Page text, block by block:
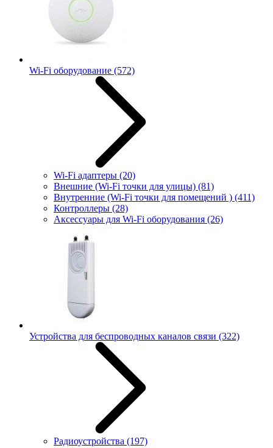
Wi-Fi оборудование (572)
Wi-Fi адаптеры (20)
Внешние (Wi-Fi точки для улицы) (81)
Внутренние (Wi-Fi точки для помещений ) (411)
Контроллеры (28)
Аксессуары для Wi-Fi оборудования (26)
Устройства для беспроводных каналов связи (322)
Радиоустройства (197)